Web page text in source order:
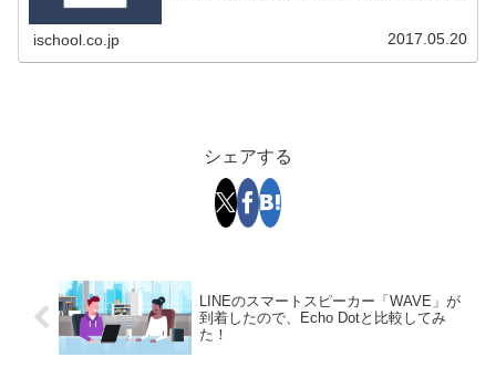
ischool.co.jp 2017.05.20
シェアする
LINEのスマートスピーカー「WAVE」が
到着したので、Echo Dotと比較してみ
た！